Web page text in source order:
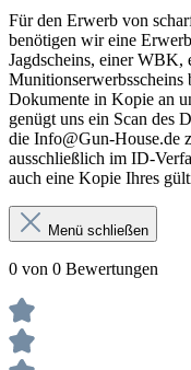
Für den Erwerb von
benötigen wir eine
Jagdscheins, einer WBK,
Dokumente in Kopie an
genügt uns ein Scan des
die Info@Gun-House.de
ausschließlich im ID-
auch eine Kopie Ihres
Menü schließen
0 von 0 Bewertungen